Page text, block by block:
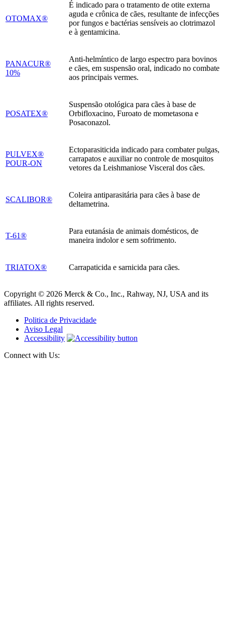
OTOMAX®
É indicado para o tratamento de otite externa
aguda e crônica de cães, resultante de infecções
por fungos e bactérias sensíveis ao clotrimazol
e à gentamicina.
PANACUR®
10%
Anti-helmíntico de largo espectro para bovinos
e cães, em suspensão oral, indicado no combate
aos principais vermes.
POSATEX®
Suspensão otológica para cães à base de
Orbifloxacino, Furoato de mometasona e
Posaconazol.
PULVEX®
POUR-ON
Ectoparasiticida indicado para combater pulgas,
carrapatos e auxiliar no controle de mosquitos
vetores da Leishmaniose Visceral dos cães.
SCALIBOR®
Coleira antiparasitária para cães à base de
deltametrina.
T-61®
Para eutanásia de animais domésticos, de
maneira indolor e sem sofrimento.
TRIATOX® Carrapaticida e sarnicida para cães.
Copyright © 2026 Merck & Co., Inc., Rahway, NJ, USA and its
affiliates. All rights reserved.
Politica de Privacidade
Aviso Legal
Accessibility
Connect with Us: